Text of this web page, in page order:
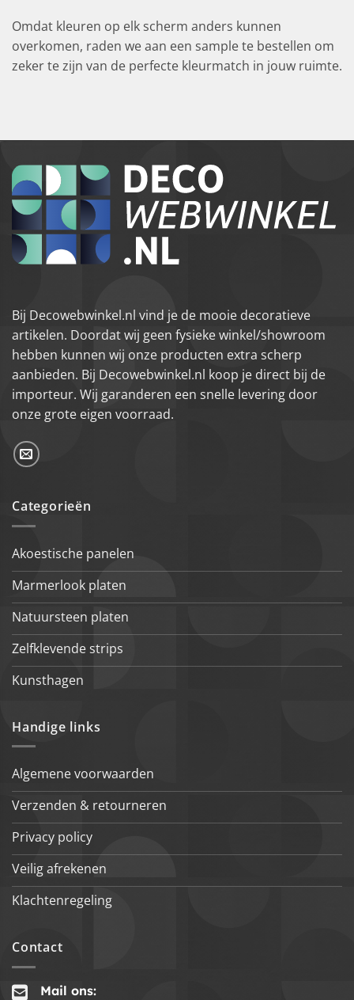
Omdat kleuren op elk scherm anders kunnen
overkomen, raden we aan een sample te bestellen om
zeker te zijn van de perfecte kleurmatch in jouw ruimte.
Bij Decowebwinkel.nl vind je de mooie decoratieve
artikelen. Doordat wij geen fysieke winkel/showroom
hebben kunnen wij onze producten extra scherp
aanbieden. Bij Decowebwinkel.nl koop je direct bij de
importeur. Wij garanderen een snelle levering door
onze grote eigen voorraad.
Categorieën
Akoestische panelen
Marmerlook platen
Natuursteen platen
Zelfklevende strips
Kunsthagen
Handige links
Algemene voorwaarden
Verzenden & retourneren
Privacy policy
Veilig afrekenen
Klachtenregeling
Contact
Mail ons: